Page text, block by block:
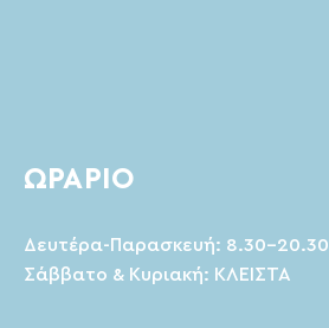
ΩΡΆΡΙΟ
Δευτέρα-Παρασκευή: 8.30-20.30
Σάββατο & Κυριακή: ΚΛΕΙΣΤΑ